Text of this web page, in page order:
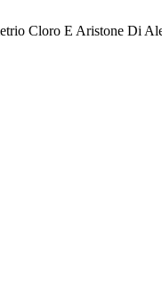
Cloro E Aristone Di